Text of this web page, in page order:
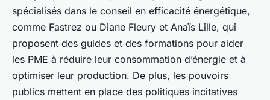
spécialisés dans le conseil en efficacité énergétique,
comme Fastrez ou Diane Fleury et Anaïs Lille, qui
proposent des guides et des formations pour aider
les PME à réduire leur consommation d’énergie et à
optimiser leur production. De plus, les pouvoirs
publics mettent en place des politiques incitatives